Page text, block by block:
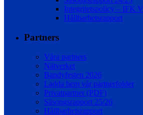
Integritetspolicy – IFK
Hållbarhetsrapport
Partners
Våra partners
Nätverket
Bandyfesten 2026
Ladda hem vår partnerfolder
Privatpartner (PDF)
Säsongsrapport 25/26
Hållbarhetsrapport